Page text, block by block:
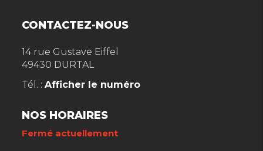
CONTACTEZ-NOUS
14 rue Gustave Eiffel
49430 DURTAL
Tél. :Afficher le numéro
NOS HORAIRES
Fermé actuellement